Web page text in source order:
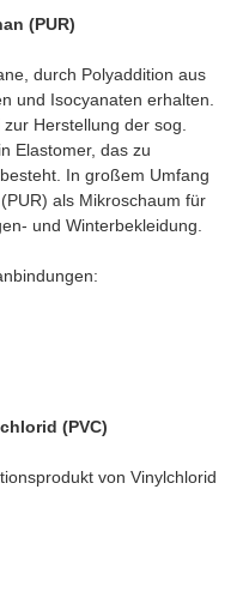
(PUR)
durch Polyaddition aus
und Isocyanaten erhalten.
Herstellung der sog.
Elastomer, das zu
In großem Umfang
als Mikroschaum für
und Winterbekleidung.
(PVC)
von Vinylchlorid